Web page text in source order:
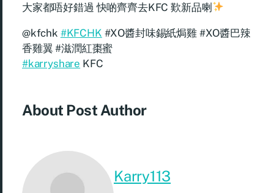
大家都唔好錯過 快啲齊齊去KFC 歎新品喇
@kfchk #KFCHK #XO醬封味錫紙焗雞 #XO醬巴辣
香雞翼 #滋潤紅棗蜜
#karryshare KFC
About Post Author
Karry113